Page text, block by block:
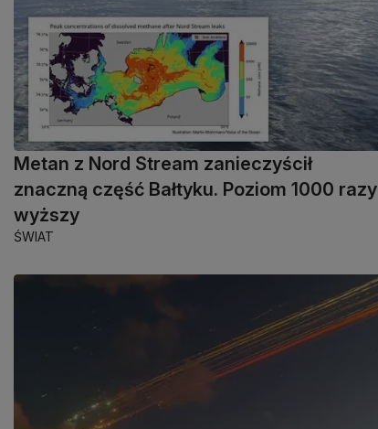
Metan z Nord Stream zanieczyścił
znaczną część Bałtyku. Poziom 1000 razy
wyższy
ŚWIAT